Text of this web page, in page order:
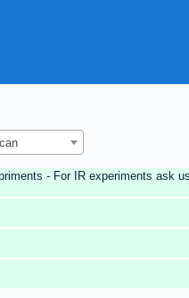
- For IR experiments ask